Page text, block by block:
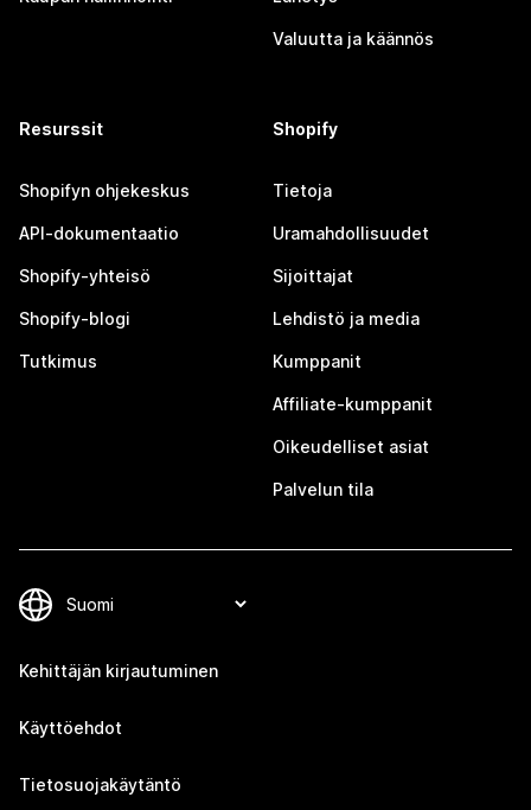
Valuutta ja käännös
Resurssit
Shopifyn ohjekeskus
API-dokumentaatio
Shopify-yhteisö
Shopify-blogi
Tutkimus
Shopify
Tietoja
Uramahdollisuudet
Sijoittajat
Lehdistö ja media
Kumppanit
Affiliate-kumppanit
Oikeudelliset asiat
Palvelun tila
Kehittäjän kirjautuminen
Käyttöehdot
Tietosuojakäytäntö